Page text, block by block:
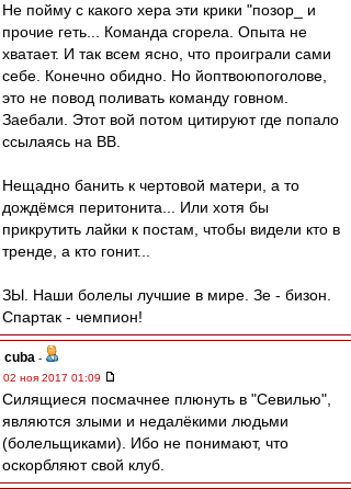
Не пойму с какого хера эти крики "позор_ и
прочие геть... Команда сгорела. Опыта не
хватает. И так всем ясно, что проиграли сами
себе. Конечно обидно. Но йоптвоюпоголове,
это не повод поливать команду говном.
Заебали. Этот вой потом цитируют где попало
ссылаясь на ВВ.
Нещадно банить к чертовой матери, а то
дождёмся перитонита... Или хотя бы
прикрутить лайки к постам, чтобы видели кто в
тренде, а кто гонит...
ЗЫ. Наши болелы лучшие в мире. Зе - бизон.
Спартак - чемпион!
cuba -
02 ноя 2017 01:09
Силящиеся посмачнее плюнуть в "Севилью",
являются злыми и недалёкими людьми
(болельщиками). Ибо не понимают, что
оскорбляют свой клуб.